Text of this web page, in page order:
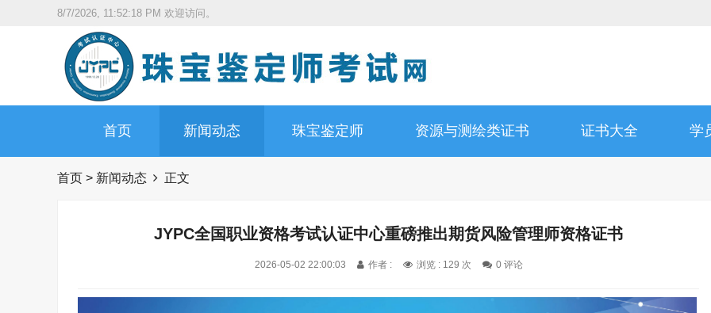
8/7/2026, 11:52:19 PM 欢迎访问。
首页 新闻动态 珠宝鉴定师 资源与测绘类证书 证书大全 学
首页 > 新闻动态 正文
JYPC全国职业资格考试认证中心重磅推出期货风险管理师资格证书
2026-05-02 22:00:03 作者 : 浏览 : 129 次 0 评论